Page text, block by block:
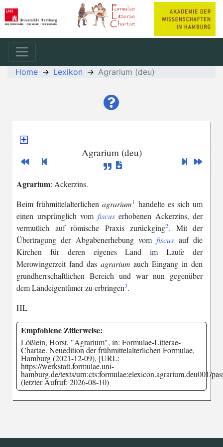
Home Lexikon Agrarium (deu)
Agrarium (deu)
Agrarium: Ackerzins.
Beim frühmittelalterlichen agrarium1 handelte es sich um
einen ursprünglich vom fiscus erhobenen Ackerzins, der
vermutlich
auf römische Praxis zurückging2. Mit der
Übertragung der Abgabenerhebung vom fiscus auf die
Kirchen
für deren eigenes Land im Laufe
der
Merowingerzeit fand das agrarium auch Eingang in den
grundherrschaftlichen Bereich und war nun gegenüber
demLandeigentümerzu erbringen3.
HL
Empfohlene Zitierweise:
Lößlein, Horst, "Agrarium", in: Formulae-Litterae-
Chartae. Neuedition der frühmittelalterlichen Formulae,
Hamburg (2021-12-09), [URL:
https://werkstatt.formulae.uni-
hamburg.de/texts/urn:cts:formulae:elexicon.agrarium.deu001/
(letzter Aufruf: 2026-08-10)